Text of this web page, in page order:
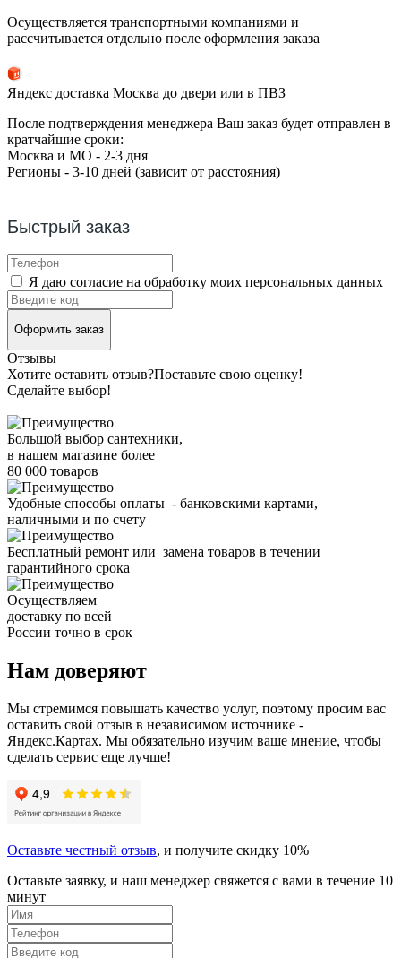
Осуществляется транспортными компаниями и
рассчитывается отдельно после оформления заказа
Яндекс доставка Москва до двери или в ПВЗ
После подтверждения менеджера Ваш заказ будет отправлен в
кратчайшие сроки:
Москва и МО - 2-3 дня
Регионы - 3-10 дней (зависит от расстояния)
Быстрый заказ
Я даю согласие на обработку моих персональных данных
Оформить заказ
Отзывы
Хотите оставить отзыв?Поставьте свою оценку!
Сделайте выбор!
Большой выбор сантехники,
в нашем магазине более
80 000 товаров
Удобные способы оплаты - банковскими картами,
наличными и по счету
Бесплатный ремонт или замена товаров в течении
гарантийного срока
Осуществляем
доставку по всей
России точно в срок
Нам доверяют
Мы стремимся повышать качество услуг, поэтому просим вас
оставить свой отзыв в независимом источнике -
Яндекс.Картах. Мы обязательно изучим ваше мнение, чтобы
сделать сервис еще лучше!
Оставьте честный отзыв, и получите скидку 10%
Оставьте заявку, и наш менеджер свяжется с вами в течение 10
минут